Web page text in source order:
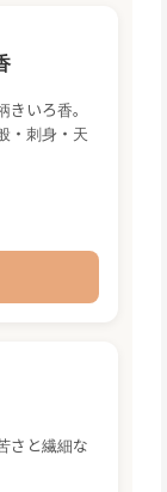
いろ香。
・刺身・天
さと繊細な